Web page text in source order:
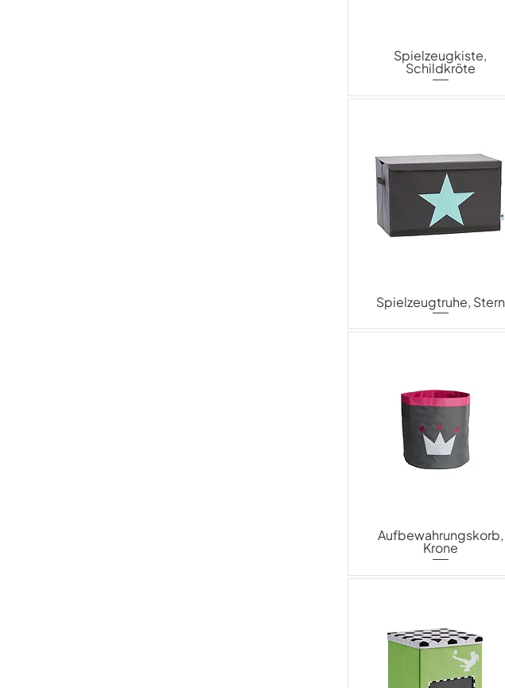
Spielzeugkiste,
Schildkröte
Spielzeugtruhe, Stern
Aufbewahrungskorb,
Krone